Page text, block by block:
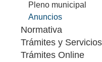
Pleno municipal
Anuncios
Normativa
Trámites y Servicios
Trámites Online